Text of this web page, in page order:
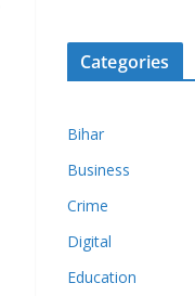
Categories
Bihar
Business
Crime
Digital
Education